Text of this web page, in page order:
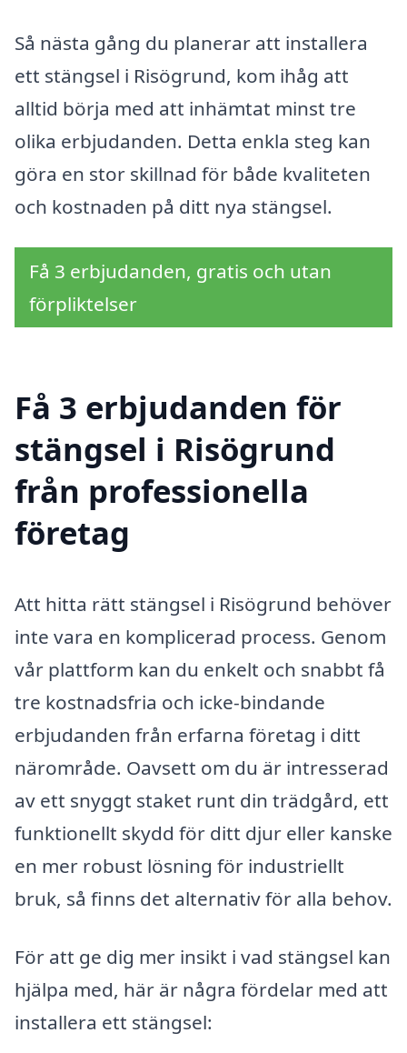
Så nästa gång du planerar att installera
ett stängsel i Risögrund, kom ihåg att
alltid börja med att inhämtat minst tre
olika erbjudanden. Detta enkla steg kan
göra en stor skillnad för både kvaliteten
och kostnaden på ditt nya stängsel.
Få 3 erbjudanden, gratis och utan
förpliktelser
Få 3 erbjudanden för
stängsel i Risögrund
från professionella
företag
Att hitta rätt stängsel i Risögrund behöver
inte vara en komplicerad process. Genom
vår plattform kan du enkelt och snabbt få
tre kostnadsfria och icke-bindande
erbjudanden från erfarna företag i ditt
närområde. Oavsett om du är intresserad
av ett snyggt staket runt din trädgård, ett
funktionellt skydd för ditt djur eller kanske
en mer robust lösning för industriellt
bruk, så finns det alternativ för alla behov.
För att ge dig mer insikt i vad stängsel kan
hjälpa med, här är några fördelar med att
installera ett stängsel: